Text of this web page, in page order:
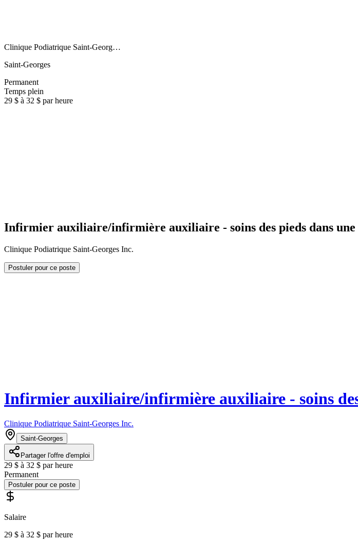
Clinique Podiatrique Saint-Georg…
Saint-Georges
Permanent
Temps plein
29 $ à 32 $ par heure
Infirmier auxiliaire/infirmière auxiliaire - soins des pieds dans
Clinique Podiatrique Saint-Georges Inc.
Postuler pour ce poste
Infirmier auxiliaire/infirmière auxiliaire - soins
Clinique Podiatrique Saint-Georges Inc.
Saint-Georges
Partager l'offre d'emploi
29 $ à 32 $ par heure
Permanent
Postuler pour ce poste
Salaire
29 $ à 32 $ par heure